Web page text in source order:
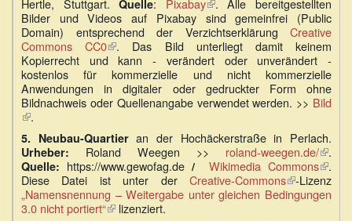
Hertle, Stuttgart.Quelle: Pixabay(Link
ist
extern)
. Alle bereitgestellten
Bilder und Videos auf Pixabay sind gemeinfrei (Public
Domain) entsprechend der Verzichtserklärung Creative
Commons CC0(Link
ist
extern)
. Das Bild unterliegt damit keinem
Kopierrecht und kann - verändert oder unverändert -
kostenlos für kommerzielle und nicht kommerzielle
Anwendungen in digitaler oder gedruckter Form ohne
Bildnachweis oder Quellenangabe verwendet werden. >> Bild
(Link
extern)
.
5. Neubau-Quartieran der Hochäckerstraße in Perlach.
Urheber: Roland Weegen >> roland-weegen.de/(Link
ist
.
Quelle: https://www.gewofag.de / Wikimedia Commons(Link
ist
.
Diese Datei ist unter der Creative-Commons(Link
ist
-Lizenz
„Namensnennung – Weitergabe unter gleichen Bedingungen
3.0 nicht portiert“(Linklizenziert.